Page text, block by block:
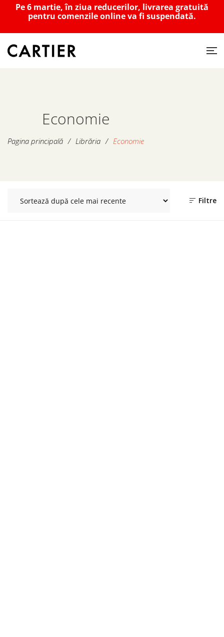
Pe 6 martie, în ziua reducerilor, livrarea gratuită
pentru comenzile online va fi suspendată.
Economie
Pagina principală / Librăria / Economie
Filtre